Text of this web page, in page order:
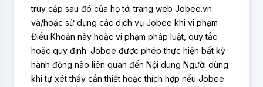
truy cập sau đó của họ tới trang web Jobee.vn
và/hoặc sử dụng các dịch vụ Jobee khi vi phạm
Điều Khoản này hoặc vi phạm pháp luật, quy tắc
hoặc quy định. Jobee được phép thực hiện bất kỳ
hành động nào liên quan đến Nội dung Người dùng
khi tự xét thấy cần thiết hoặc thích hợp nếu Jobee